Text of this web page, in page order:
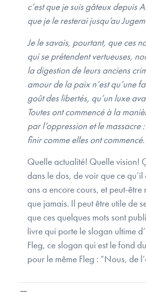
c’est que je suis gâteux depuis
que je le resterai jusqu’au
Je le savais, pourtant, que ces
qui se prétendent vertueuses,
la digestion de leurs anciens
amour de la paix n’est qu’une
goût des libertés, qu’un luxe
Toutes ont commencé à la
par l’oppression et le massacre
finir comme elles ont commencé.
Quelle actualité! Quelle vision!
dans le dos, de voir que ce
ans a encore cours, et peut-être
que jamais. Il peut être utile de
que ces quelques mots sont
livre qui porte le slogan ultime
Fleg, ce slogan qui est le fond
pour le même Fleg : “Nous, de